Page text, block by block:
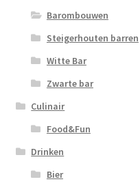
Barombouwen
Steigerhouten barren
Witte Bar
Zwarte bar
Culinair
Food&Fun
Drinken
Bier